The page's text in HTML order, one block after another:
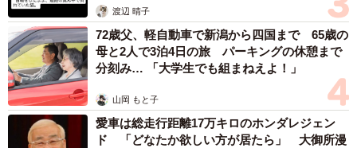
渡辺 晴子
72歳父、軽自動車で新潟から四国まで 65歳の
母と2人で3泊4日の旅 パーキングの休憩まで
分刻み… 「大学生でも組まねえよ！」
山岡 もと子
愛車は総走行距離17万キロのホンダレジェン
ド 「どなたか欲しい方が居たら」 大御所漫